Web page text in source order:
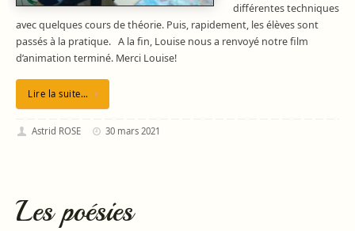
différentes techniques
avec quelques cours de théorie. Puis, rapidement, les élèves sont
passés à la pratique. A la fin, Louise nous a renvoyé notre film
d’animation terminé. Merci Louise!
Lire la suite…
Astrid ROSE 30 mars 2021
Les poésies